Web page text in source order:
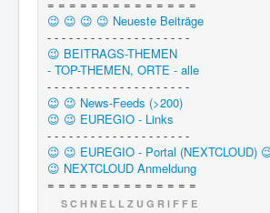
= = = = = = = = = = = = = =
😉 😉 😉 😉 Neueste Beiträge
- - - - - - - - - - - - - - - - - - - -
😉 BEITRAGS-THEMEN
- TOP-THEMEN, ORTE - alle
- - - - - - - - - - - - - - - - - - - -
😉 😉 News-Feeds (>200)
😉 😉 EUREGIO - Links
- - - - - - - - - - - - - - - - - - - -
😉 😉 EUREGIO - Portal (NEXTCLOUD)
😉 NEXTCLOUD Anmeldung
= = = = = = = = = = = = = =
S C H N E L L Z U G R I F F E